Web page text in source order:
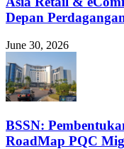
Depan
June 30, 2026
BSSN:
RoadMap PQC